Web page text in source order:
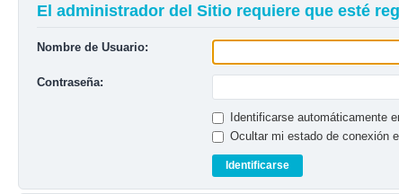
El administrador del Sitio requiere que esté
Nombre de Usuario:
Contraseña:
Identificarse automáticamente
Ocultar mi estado de conexión